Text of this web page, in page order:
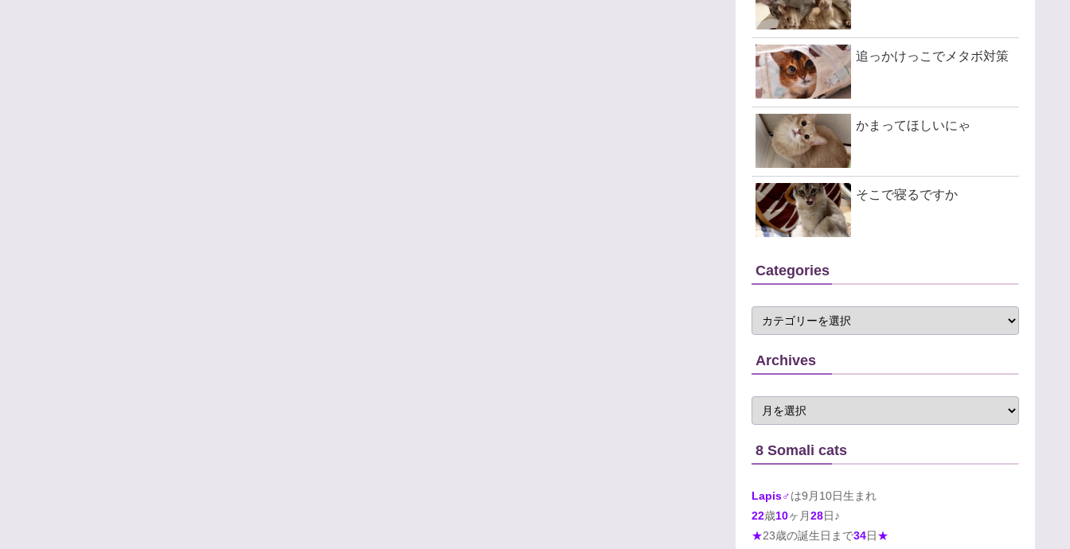
追っかけっこでメタボ対策
かまってほしいにゃ
そこで寝るですか
Categories
Archives
8 Somali cats
Lapis♂は9月10日生まれ
22歳10ヶ月28日♪
★23歳の誕生日まで34日★